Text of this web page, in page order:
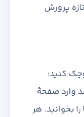
پرورش
کنید:
وارد صفحهٔ
بخوانید. هر